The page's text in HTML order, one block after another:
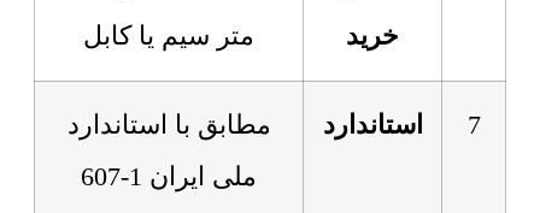
خرید
متر سیم یا کابل
7 استاندارد
مطابق با استاندارد
ملی ایران 1-607